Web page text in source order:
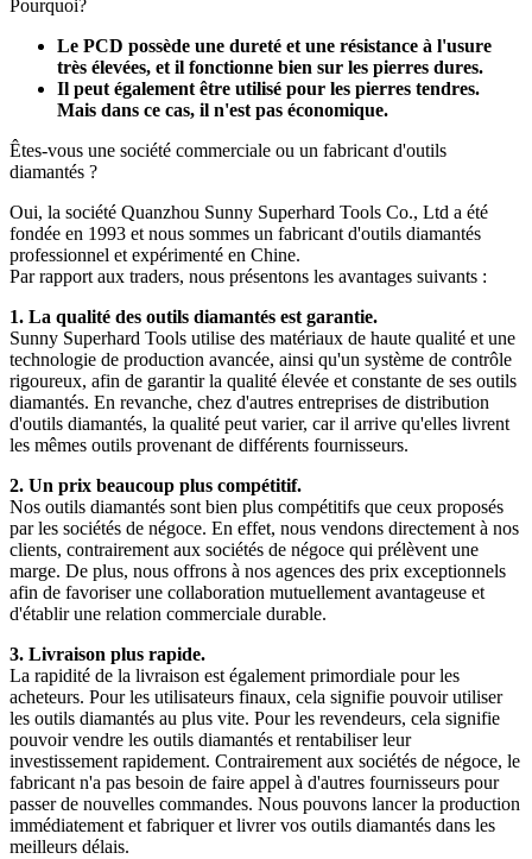
Pourquoi?
Le PCD possède une dureté et une résistance à l'usure
très élevées, et il fonctionne bien sur les pierres dures.
Il peut également être utilisé pour les pierres tendres.
Mais dans ce cas, il n'est pas économique.
Êtes-vous une société commerciale ou un fabricant d'outils
diamantés ?
Oui, la société Quanzhou Sunny Superhard Tools Co., Ltd a été
fondée en 1993 et ​​nous sommes un fabricant d'outils diamantés
professionnel et expérimenté en Chine.
Par rapport aux traders, nous présentons les avantages suivants :
1. La qualité des outils diamantés est garantie.
Sunny Superhard Tools utilise des matériaux de haute qualité et une
technologie de production avancée, ainsi qu'un système de contrôle
rigoureux, afin de garantir la qualité élevée et constante de ses outils
diamantés. En revanche, chez d'autres entreprises de distribution
d'outils diamantés, la qualité peut varier, car il arrive qu'elles livrent
les mêmes outils provenant de différents fournisseurs.
2. Un prix beaucoup plus compétitif.
Nos outils diamantés sont bien plus compétitifs que ceux proposés
par les sociétés de négoce. En effet, nous vendons directement à nos
clients, contrairement aux sociétés de négoce qui prélèvent une
marge. De plus, nous offrons à nos agences des prix exceptionnels
afin de favoriser une collaboration mutuellement avantageuse et
d'établir une relation commerciale durable.
3. Livraison plus rapide.
La rapidité de la livraison est également primordiale pour les
acheteurs. Pour les utilisateurs finaux, cela signifie pouvoir utiliser
les outils diamantés au plus vite. Pour les revendeurs, cela signifie
pouvoir vendre les outils diamantés et rentabiliser leur
investissement rapidement. Contrairement aux sociétés de négoce, le
fabricant n'a pas besoin de faire appel à d'autres fournisseurs pour
passer de nouvelles commandes. Nous pouvons lancer la production
immédiatement et fabriquer et livrer vos outils diamantés dans les
meilleurs délais.